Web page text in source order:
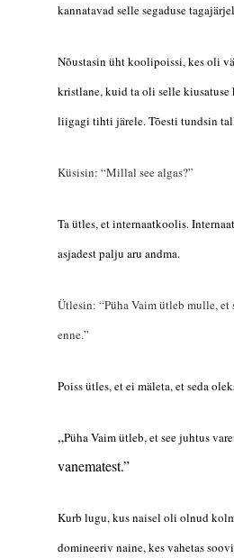
kannatavad selle segadusetagajärje
Nõustasin üht koolipoissi,kes oli
kristlane, kuid ta oli selle kiusatuse
liigagi tihti järele. Tõesti tundsin
Küsisin: “Millal see algas?”
Ta ütles, et internaatkoolis.
asjadest palju aru andma.
Ütlesin: “Püha Vaim ütleb mulle, et
enne.”
Poiss ütles, et ei mäleta, et seda
„Püha Vaim ütleb, et see juhtus
vanematest.”
Kurb lugu, kus naisel oli olnud
domineeriv naine, kes vahetas